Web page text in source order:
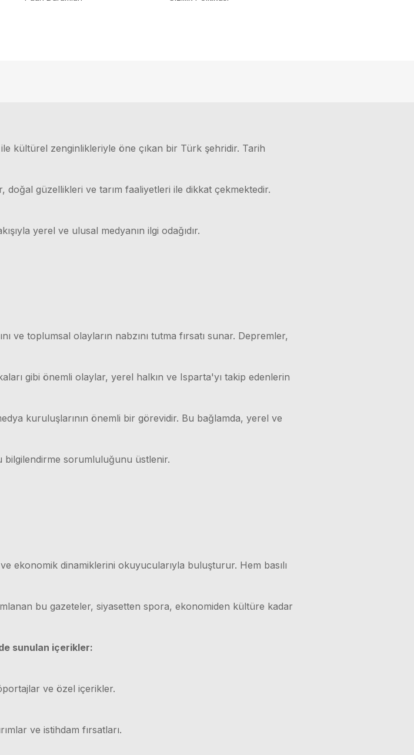
kültürel zenginlikleriyle öne çıkan bir Türk şehridir. Tarih
güzellikleri ve tarım faaliyetleri ile dikkat çekmektedir.
yerel ve ulusal medyanın ilgi odağıdır.
ve toplumsal olayların nabzını tutma fırsatı sunar. Depremler,
gibi önemli olaylar, yerel halkın ve Isparta'yı takip edenlerin
kuruluşlarının önemli bir görevidir. Bu bağlamda, yerel ve
bilgilendirme sorumluluğunu üstlenir.
ekonomik dinamiklerini okuyucularıyla buluşturur. Hem basılı
bu gazeteler, siyasetten spora, ekonomiden kültüre kadar
sunulan içerikler:
ve özel içerikler.
ve istihdam fırsatları.